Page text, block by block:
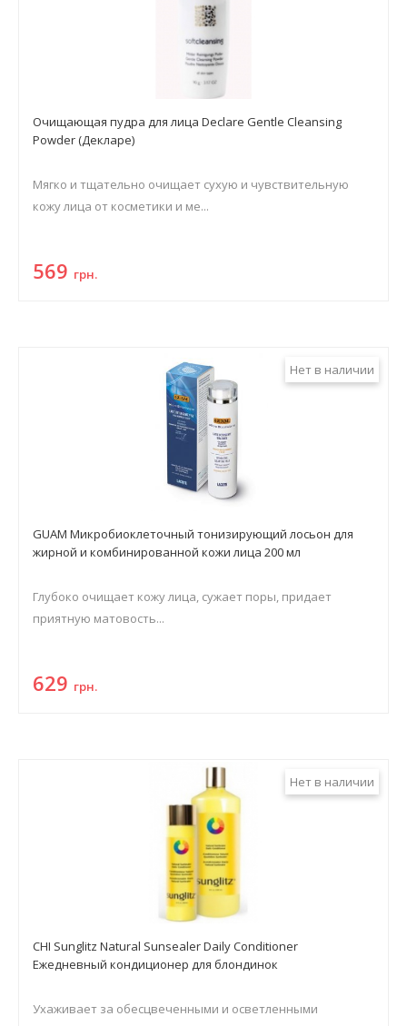
Очищающая пудра для лица Declare Gentle Cleansing
Powder (Декларе)
Мягко и тщательно очищает сухую и чувствительную
кожу лица от косметики и ме...
569 грн.
Нет в наличии
GUAM Микробиоклеточный тонизирующий лосьон для
жирной и комбинированной кожи лица 200 мл
Глубоко очищает кожу лица, сужает поры, придает
приятную матовость...
629 грн.
Нет в наличии
CHI Sunglitz Natural Sunsealer Daily Conditioner
Ежедневный кондиционер для блондинок
Ухаживает за обесцвеченными и осветленными